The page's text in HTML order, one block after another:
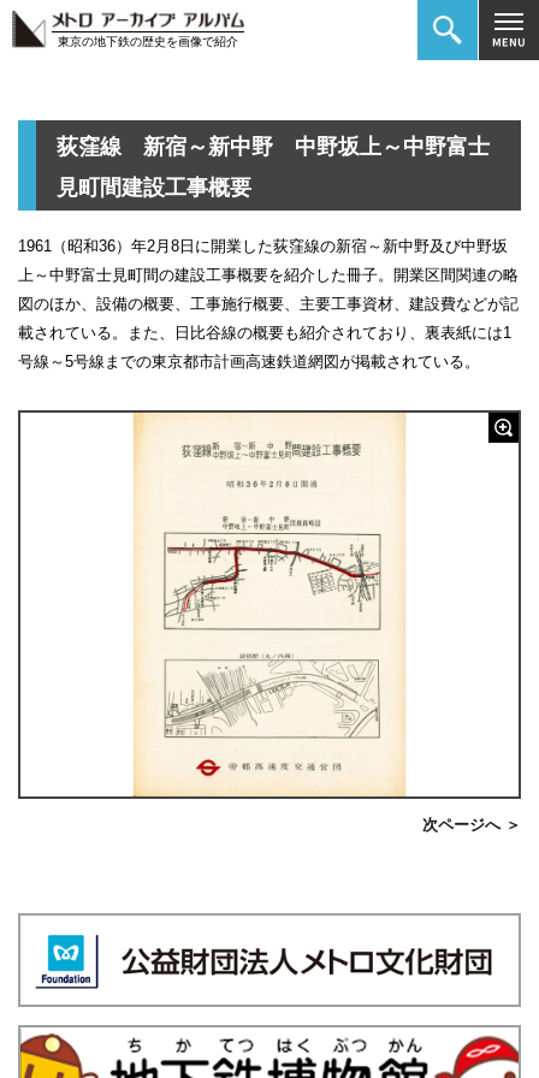
東京の地下鉄の歴史を画像で紹介
荻窪線 新宿～新中野 中野坂上～中野富士
見町間建設工事概要
1961（昭和36）年2月8日に開業した荻窪線の新宿～新中野及び中野坂
上～中野富士見町間の建設工事概要を紹介した冊子。開業区間関連の略
図のほか、設備の概要、工事施行概要、主要工事資材、建設費などが記
載されている。また、日比谷線の概要も紹介されており、裏表紙には1
号線～5号線までの東京都市計画高速鉄道網図が掲載されている。
次ページへ ＞